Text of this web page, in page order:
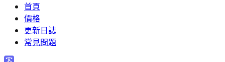
首頁
價格
更新日誌
常見問題